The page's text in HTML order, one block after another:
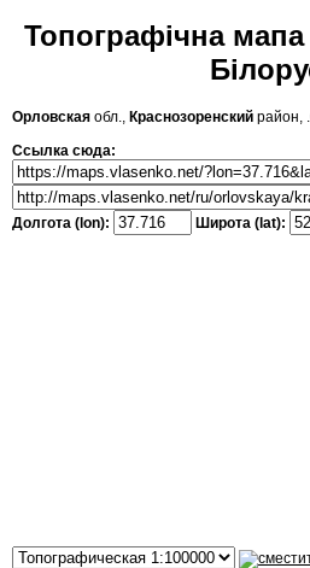
Топографічна мапа
Орловская обл., Краснозоренский район, .
Ссылка сюда:
Долгота (lon): Широта (lat):